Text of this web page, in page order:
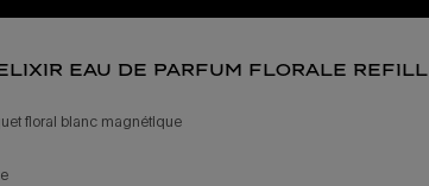
eau de parfum florale refill
floral blanc magnétique